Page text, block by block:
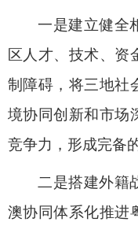
一是建立健全
区人才、技术、资
制障碍，将三地社
境协同创新和市场
竞争力，形成完备
二是搭建外籍
澳协同体系化推进